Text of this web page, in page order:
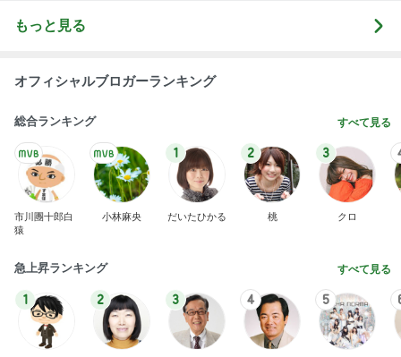
もっと見る
オフィシャルブロガーランキング
総合ランキング すべて見る
市川團十郎白
猿
小林麻央
1
だいたひかる
2
桃
3
クロ
急上昇ランキング すべて見る
1 2 3 4 5